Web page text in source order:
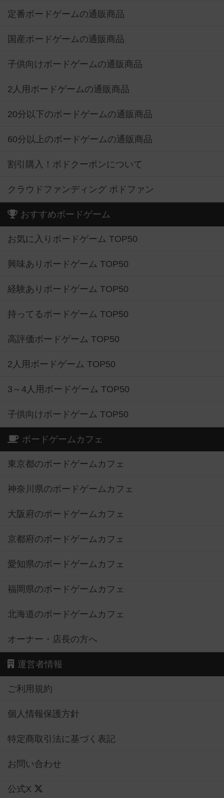
定番ボードゲームの通販商品
国産ボードゲームの通販商品
子供向けボードゲームの通販商品
2人用ボードゲームの通販商品
20分以下のボードゲームの通販商品
60分以上のボードゲームの通販商品
割引購入！ボドクーポンについて
クラウドファンディング ボドファン
おすすめボードゲーム
お気に入りボードゲーム TOP50
興味ありボードゲーム TOP50
経験ありボードゲーム TOP50
持ってるボードゲーム TOP50
高評価ボードゲーム TOP50
2人用ボードゲーム TOP50
3～4人用ボードゲーム TOP50
子供向けボードゲーム TOP50
ボードゲームカフェ
東京都のボードゲームカフェ
神奈川県のボードゲームカフェ
大阪府のボードゲームカフェ
京都府のボードゲームカフェ
愛知県のボードゲームカフェ
福岡県のボードゲームカフェ
北海道のボードゲームカフェ
オーナー・店長の方へ
運営者情報
ご利用規約
個人情報保護方針
特定商取引法に基づく表記
お問い合わせ
公式X